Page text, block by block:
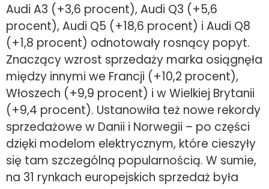
Audi A3 (+3,6 procent), Audi Q3 (+5,6
procent), Audi Q5 (+18,6 procent) i Audi Q8
(+1,8 procent) odnotowały rosnący popyt.
Znaczący wzrost sprzedaży marka osiągnęła
między innymi we Francji (+10,2 procent),
Włoszech (+9,9 procent) i w Wielkiej Brytanii
(+9,4 procent). Ustanowiła też nowe rekordy
sprzedażowe w Danii i Norwegii – po części
dzięki modelom elektrycznym, które cieszyły
się tam szczególną popularnością. W sumie,
na 31 rynkach europejskich sprzedaż była